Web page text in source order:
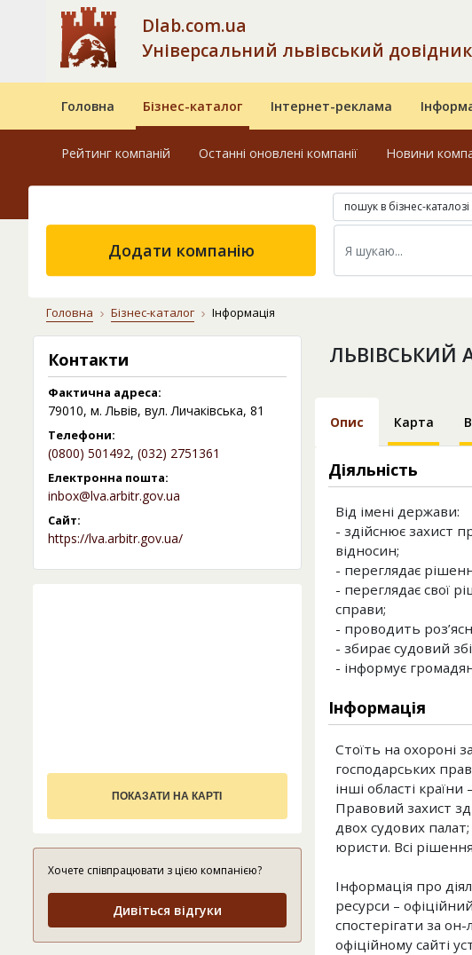
Dlab.com.ua
Універсальний львівський довідник
Головна Бізнес-каталог Інтернет-реклама
Рейтинг компаній Останні оновлені компанії Новини
пошук в бізнес-каталозі
Додати компанію
Головна Бізнес-каталог Інформація
Контакти
Фактична адреса:
79010, м. Львів, вул. Личаківська, 81
Телефони:
(0800) 501492, (032) 2751361
Електронна пошта:
inbox@lva.arbitr.gov.ua
Сайт:
https://lva.arbitr.gov.ua/
ПОКАЗАТИ НА КАРТІ
Хочете співпрацювати з цією компанією?
Дивіться відгуки
ЛЬВІВСЬКИЙ
Опис Карта
Діяльність
Від імені держави:
- здійснює захист
відносин;
- переглядає
- переглядає свої
справи;
- проводить
- збирає судовий
- інформує
Інформація
Стоїть на охороні
господарських
інші області
Правовий захист
двох судових палат;
юристи. Всі
Інформація про
ресурси –
спостерігати за
офіційному сайті